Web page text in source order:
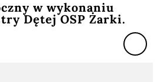
w wykonaniu
Dętej OSP Żarki.